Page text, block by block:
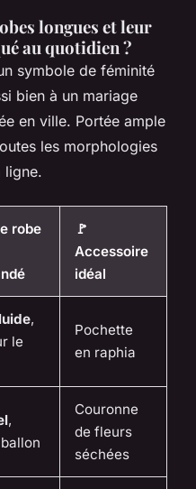
longues et leur
au quotidien ?
symbole de féminité
bien à un mariage
en ville. Portée ample
les morphologies
ligne.
robe
🚩
Accessoire
idéal
,
le
Pochette
en raphia
,
Couronne
de fleurs
séchées